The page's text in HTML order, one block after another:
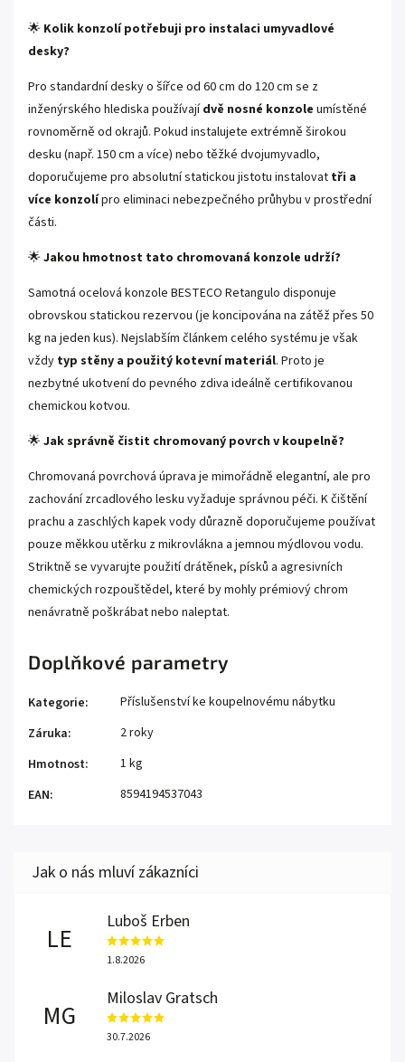
🌟 Kolik konzolí potřebuji pro instalaci umyvadlové
desky?
Pro standardní desky o šířce od 60 cm do 120 cm se z
inženýrského hlediska používajídvě nosné konzole umístěné
rovnoměrně od okrajů. Pokud instalujete extrémně širokou
desku (např. 150 cm a více) nebo těžké dvojumyvadlo,
doporučujeme pro absolutní statickou jistotu instalovat tři a
více konzolípro eliminaci nebezpečného průhybu v prostřední
části.
🌟 Jakou hmotnost tato chromovaná konzole udrží?
Samotná ocelová konzole BESTECO Retangulo disponuje
obrovskou statickou rezervou (je koncipována na zátěž přes 50
kg na jeden kus). Nejslabším článkem celého systému je však
vždy typ stěny a použitý kotevní materiál. Proto je
nezbytné ukotvení do pevného zdiva ideálně certifikovanou
chemickou kotvou.
🌟 Jak správně čistit chromovaný povrch v koupelně?
Chromovaná povrchová úprava je mimořádně elegantní, ale pro
zachování zrcadlového lesku vyžaduje správnou péči. K čištění
prachu a zaschlých kapek vody důrazně doporučujeme používat
pouze měkkou utěrku z mikrovlákna a jemnou mýdlovou vodu.
Striktně se vyvarujte použití drátěnek, písků a agresivních
chemických rozpouštědel, které by mohly prémiový chrom
nenávratně poškrábat nebo naleptat.
Doplňkové parametry
Kategorie:
Příslušenství ke koupelnovému nábytku
Záruka:
2 roky
Hmotnost:
1 kg
EAN: 8594194537043
LE
Luboš Erben
1.8.2026
MG
Miloslav Gratsch
30.7.2026